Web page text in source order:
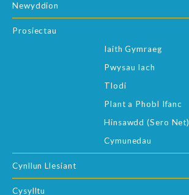
Newyddion
Prosiectau
Iaith Gymraeg
Pwysau Iach
Tlodi
Plant a Phobl Ifanc
Hinsawdd (Sero Net)
Cymunedau
Cynllun Llesiant
Cysylltu